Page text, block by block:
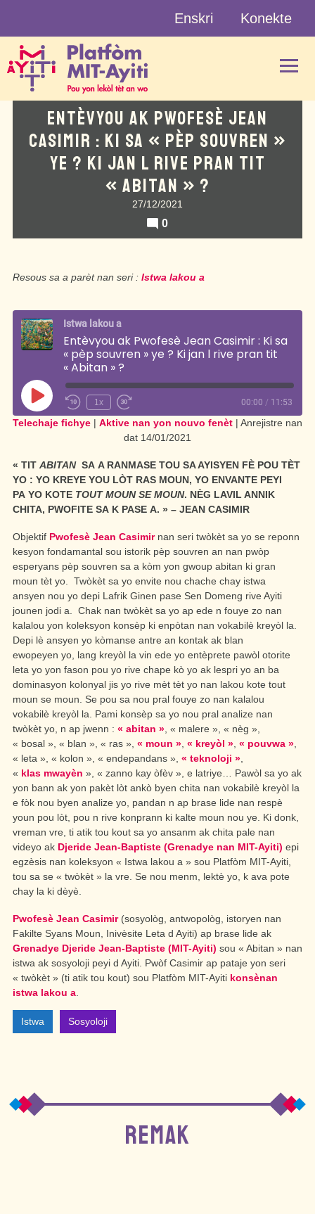
content
Enskri Konekte
ENTÈVYOU AK PWOFESÈ JEAN
CASIMIR : KI SA « PÈP SOUVREN »
YE ? KI JAN L RIVE PRAN TIT
« ABITAN » ?
27/12/2021
0
Resous sa a parèt nan seri : Istwa lakou a
Istwa lakou a
Entèvyou ak Pwofesè Jean Casimir : Ki sa
« pèp souvren » ye ? Ki jan l rive pran tit
« Abitan » ?
Jwe
Rebobinen
—
1x
Vanse
rapid
—
segonn
00:00 / 11:53
ABONE
Telechaje fichye | Aktive nan yon nouvo fenèt | Anrejistre nan
dat 14/01/2021
« TIT ABITANSA A RANMASE TOU SA AYISYEN FÈ POU TÈT
YO : YO KREYE YOU LÒT RAS MOUN, YO ENVANTE PEYI
PA YO KOTE TOUT MOUN SE MOUN. NÈG LAVIL ANNIK
CHITA, PWOFITE SA K PASE A. » – JEAN CASIMIR
Objektif Pwofesè Jean Casimirnan seri twòkèt sa yo se reponn
kesyon fondamantal sou istorik pèp souvren an nan pwòp
esperyans pèp souvren sa a kòm yon gwoup abitan ki gran
moun tèt yo. Twòkèt sa yo envite nou chache chay istwa
ansyen nou yo depi Lafrik Ginen pase Sen Domeng rive Ayiti
jounen jodi a. Chak nan twòkèt sa yo ap ede n fouye zo nan
kalalou yon koleksyon konsèp ki enpòtan nan vokabilè kreyòl la.
Depi lè ansyen yo kòmanse antre an kontak ak blan
ewopeyen yo, lang kreyòl la vin ede yo entèprete pawòl otorite
leta yo yon fason pou yo rive chape kò yo ak lespri yo an ba
dominasyon kolonyal jis yo rive mèt tèt yo nan lakou kote tout
moun se moun. Se pou sa nou pral fouye zo nan kalalou
vokabilè kreyòl la. Pami konsèp sa yo nou pral analize nan
twòkèt yo, n ap jwenn : « abitan » , « malere », « nèg »,
« bosal », « blan », « ras », « moun » « kreyòl » « pouvwa »
« leta », « kolon », « endepandans », « teknoloji »
« klas mwayèn », « zanno kay òfèv », e latriye… Pawòl sa yo ak
yon bann ak yon pakèt lòt ankò byen chita nan vokabilè kreyòl la
e fòk nou byen analize yo, pandan n ap brase lide nan respè
youn pou lòt, pou n rive konprann ki kalte moun nou ye. Ki donk,
vreman vre, ti atik tou kout sa yo ansanm ak chita pale nan
videyo ak Djeride Jean-Baptiste (Grenadye nan MIT-Ayiti) epi
egzèsis nan koleksyon « Istwa lakou a » sou Platfòm MIT-Ayiti,
tou sa se « twòkèt » la vre. Se nou menm, lektè yo, k ava pote
chay la ki dèyè.
Pwofesè Jean Casimir(sosyològ, antwopològ, istoryen nan
Fakilte Syans Moun, Inivèsite Leta d Ayiti) ap brase lide ak
Grenadye Djeride Jean-Baptiste (MIT-Ayiti) sou « Abitan » nan
istwa ak sosyoloji peyi d Ayiti. Pwòf Casimir ap pataje yon seri
« twòkèt » (ti atik tou kout) sou Platfòm MIT-Ayiti konsènan
istwa lakou a
Istwa Sosyoloji
REMAK